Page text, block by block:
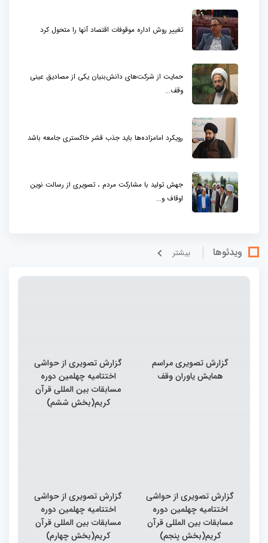
تغییر روش اداره موقوفات اقتصاد آنها را متحول کرد
حمایت از شرکت‌های دانش‌بنیان یکی از مصادیق عینی
وقف...
رویکرد امامزاده‌ها باید جذب قشر خاکستری جامعه باشد
جهش تولید با مشارکت مردم ، تصویری از رسالت نوین
اوقاف و...
ویدئوها بيشتر
گزارش تصویری مراسم
همایش یاوران وقف
گزارش تصویری از حواشی
اختتامیه چهلمین دوره
مسابقات بین المللی قرآن
کریم(بخش ششم)
گزارش تصویری از حواشی
اختتامیه چهلمین دوره
مسابقات بین المللی قرآن
کریم(بخش پنجم)
گزارش تصویری از حواشی
اختتامیه چهلمین دوره
مسابقات بین المللی قرآن
کریم(بخش چهارم)